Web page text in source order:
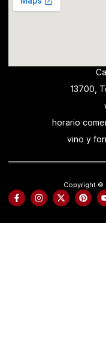
13700,
horario
vino y
Copyright ©